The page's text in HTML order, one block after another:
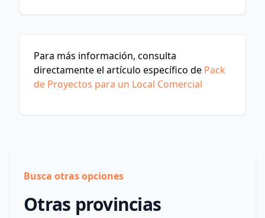
Para más información, consulta
directamente el artículo específico de Pack
de Proyectos para un Local Comercial
Busca otras opciones
Otras provincias